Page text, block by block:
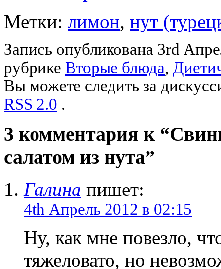
Метки: лимон, нут
Запись опубликована 3rd
рубрике Вторые блюда,
Вы можете следить за
RSS 2.0 .
3 комментария к
салатом из нута”
Галина пишет:
4th Апрель 2012 в 02:15
Ну, как мне повезло,
тяжеловато, но